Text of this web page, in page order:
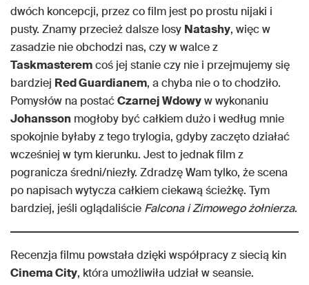
dwóch koncepcji, przez co film jest po prostu nijaki i
pusty. Znamy przecież dalsze losy Natashy, więc w
zasadzie nie obchodzi nas, czy w walce z
Taskmasteremcoś jej stanie czy nie i przejmujemy się
bardziej Red Guardianem, a chyba nie o to chodziło.
Pomysłów na postaćCzarnej Wdowyw wykonaniu
Johansson mogłoby być całkiem dużo i według mnie
spokojnie byłaby z tego trylogia, gdyby zaczęto działać
wcześniej w tym kierunku. Jest to jednak film z
pogranicza średni/niezły. Zdradzę Wam tylko, że scena
po napisach wytycza całkiem ciekawą ścieżkę. Tym
bardziej, jeśli oglądaliście Falcona i Zimowego żołnierza.
Recenzja filmu powstała dzięki współpracy z siecią kin
Cinema City, która umożliwiła udział w seansie.